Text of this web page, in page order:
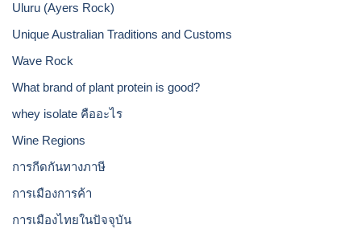
Uluru (Ayers Rock)
Unique Australian Traditions and Customs
Wave Rock
What brand of plant protein is good?
whey isolate คืออะไร
Wine Regions
การกีดกันทางภาษี
การเมืองการค้า
การเมืองไทยในปัจจุบัน